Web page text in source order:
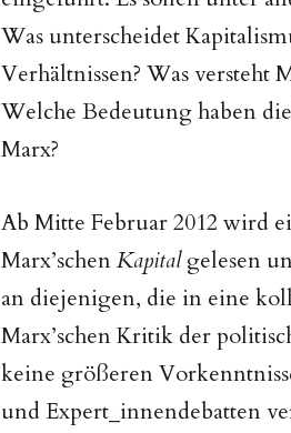
Was unterscheidet
Verhältnissen? Was versteht
Welche Bedeutung haben
Marx?
Ab Mitte Februar 2012 wird
Marx’schenKapitalgelesen
an diejenigen, die in eine
Marx’schen Kritik der
keine größeren
und Expert_innendebatten